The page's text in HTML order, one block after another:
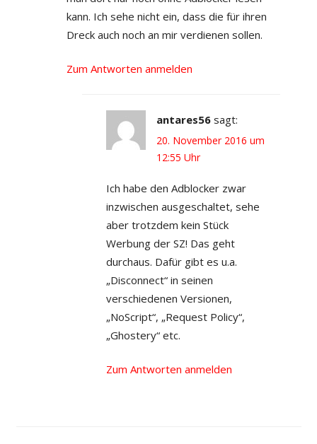
kann. Ich sehe nicht ein, dass die für ihren
Dreck auch noch an mir verdienen sollen.
Zum Antworten anmelden
antares56 sagt:
20. November 2016 um
12:55 Uhr
Ich habe den Adblocker zwar
inzwischen ausgeschaltet, sehe
aber trotzdem kein Stück
Werbung der SZ! Das geht
durchaus. Dafür gibt es u.a.
„Disconnect“ in seinen
verschiedenen Versionen,
„NoScript“, „Request Policy“,
„Ghostery“ etc.
Zum Antworten anmelden